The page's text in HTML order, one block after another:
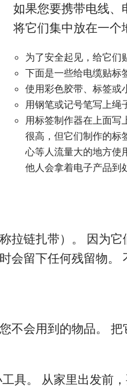
如果您要携带电线、
将它们集中放在一个
为了安全起见，给它们
下面是一些给电缆贴标
使用彩色胶带、标签或
用钢笔或记号笔写上绳
用标签制作器在上面写
很高，但它们制作的标
心等人流量大的地方使
他人会拿着电子产品到
拉链扎带）。 因为
会留下任何残留物。
不会用到的物品。
具。 从家里出发前